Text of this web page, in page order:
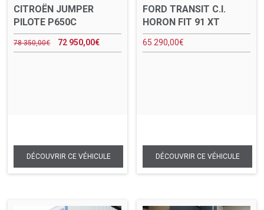
CITROËN JUMPER
PILOTE P650C
78 350,00€ 72 950,00€
FORD TRANSIT C.I.
HORON FIT 91 XT
65 290,00€